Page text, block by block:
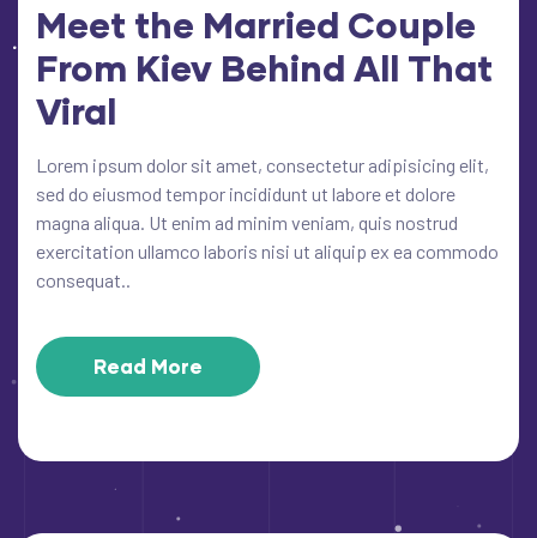
Meet the Married Couple
From Kiev Behind All That
Viral
Lorem ipsum dolor sit amet, consectetur adipisicing elit,
sed do eiusmod tempor incididunt ut labore et dolore
magna aliqua. Ut enim ad minim veniam, quis nostrud
exercitation ullamco laboris nisi ut aliquip ex ea commodo
consequat..
Read More